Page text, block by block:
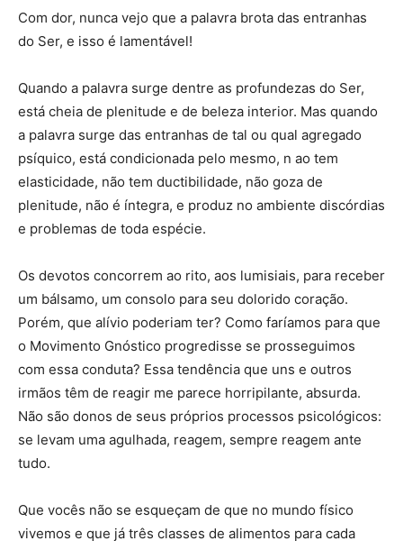
Com dor, nunca vejo que a palavra brota das entranhas
do Ser, e isso é lamentável!
Quando a palavra surge dentre as profundezas do Ser,
está cheia de plenitude e de beleza interior. Mas quando
a palavra surge das entranhas de tal ou qual agregado
psíquico, está condicionada pelo mesmo, n ao tem
elasticidade, não tem ductibilidade, não goza de
plenitude, não é íntegra, e produz no ambiente discórdias
e problemas de toda espécie.
Os devotos concorrem ao rito, aos lumisiais, para receber
um bálsamo, um consolo para seu dolorido coração.
Porém, que alívio poderiam ter? Como faríamos para que
o Movimento Gnóstico progredisse se prosseguimos
com essa conduta? Essa tendência que uns e outros
irmãos têm de reagir me parece horripilante, absurda.
Não são donos de seus próprios processos psicológicos:
se levam uma agulhada, reagem, sempre reagem ante
tudo.
Que vocês não se esqueçam de que no mundo físico
vivemos e que já três classes de alimentos para cada